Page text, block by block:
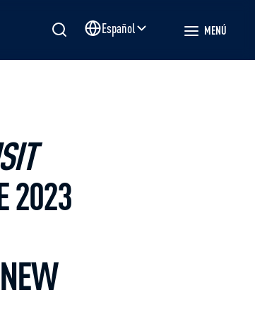
Site language
Español MENÚ
2023